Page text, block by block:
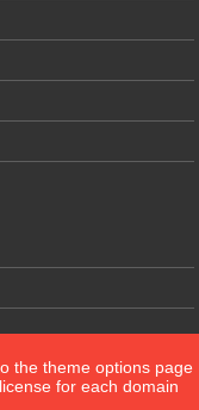
the theme options page
for each domain